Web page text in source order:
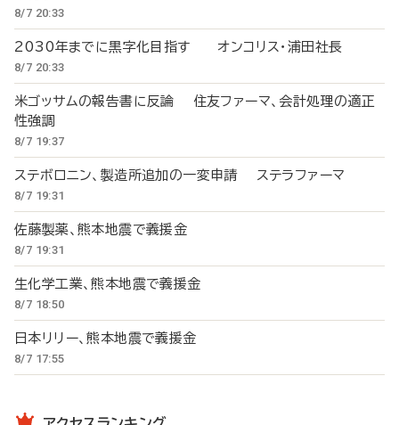
8/7 20:33
2030年までに黒字化目指す オンコリス・浦田社長
8/7 20:33
米ゴッサムの報告書に反論 住友ファーマ、会計処理の適正
性強調
8/7 19:37
ステボロニン、製造所追加の一変申請 ステラファーマ
8/7 19:31
佐藤製薬、熊本地震で義援金
8/7 19:31
生化学工業、熊本地震で義援金
8/7 18:50
日本リリー、熊本地震で義援金
8/7 17:55